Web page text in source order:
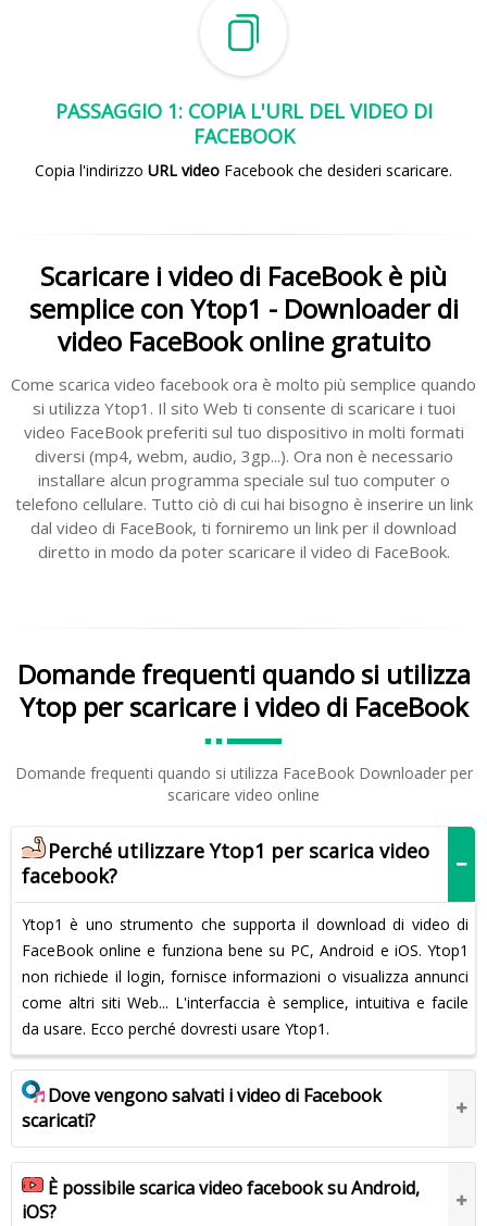
PASSAGGIO 1: COPIA L'URL DEL VIDEO DI
FACEBOOK
Copia l'indirizzo URL video Facebook che desideri scaricare.
Scaricare i video di FaceBook è più
semplice con Ytop1 - Downloader di
video FaceBook online gratuito
Come scarica video facebook ora è molto più semplice quando
si utilizza Ytop1. Il sito Web ti consente di scaricare i tuoi
video FaceBook preferiti sul tuo dispositivo in molti formati
diversi (mp4, webm, audio, 3gp...). Ora non è necessario
installare alcun programma speciale sul tuo computer o
telefono cellulare. Tutto ciò di cui hai bisogno è inserire un link
dal video di FaceBook, ti forniremo un link per il download
diretto in modo da poter scaricare il video di FaceBook.
Domande frequenti quando si utilizza
Ytop per scaricare i video di FaceBook
Domande frequenti quando si utilizza FaceBook Downloader per
scaricare video online
Perché utilizzare Ytop1 per scarica video
facebook?
Ytop1 è uno strumento che supporta il download di video di
FaceBook online e funziona bene su PC, Android e iOS. Ytop1
non richiede il login, fornisce informazioni o visualizza annunci
come altri siti Web... L'interfaccia è semplice, intuitiva e facile
da usare. Ecco perché dovresti usare Ytop1.
Dove vengono salvati i video di Facebook
scaricati?
È possibile scarica video facebook su Android,
iOS?